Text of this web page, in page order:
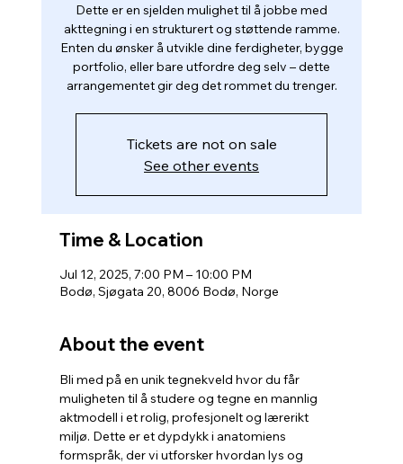
Dette er en sjelden mulighet til å jobbe med
akttegning i en strukturert og støttende ramme.
Enten du ønsker å utvikle dine ferdigheter, bygge
portfolio, eller bare utfordre deg selv – dette
arrangementet gir deg det rommet du trenger.
Tickets are not on sale
See other events
Time & Location
Jul 12, 2025, 7:00 PM – 10:00 PM
Bodø, Sjøgata 20, 8006 Bodø, Norge
About the event
Bli med på en unik tegnekveld hvor du får
muligheten til å studere og tegne en mannlig
aktmodell i et rolig, profesjonelt og lærerikt
miljø. Dette er et dypdykk i anatomiens
formspråk, der vi utforsker hvordan lys og